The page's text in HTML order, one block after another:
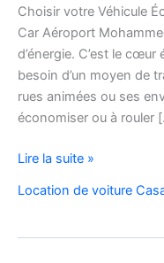
Choisir votre Véhicule
Car Aéroport
d’énergie. C’est le
besoin d’un moyen de
rues animées ou ses
économiser ou à rouler
Location
voiture
chère
Lire la suite »
Location de voiture